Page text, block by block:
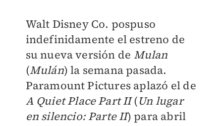
Walt Disney Co. pospuso
indefinidamente el estreno de
su nueva versión de Mulan
(Mulán) la semana pasada.
Paramount Pictures aplazó el de
A Quiet Place Part II(Un lugar
en silencio: Parte II) para abril